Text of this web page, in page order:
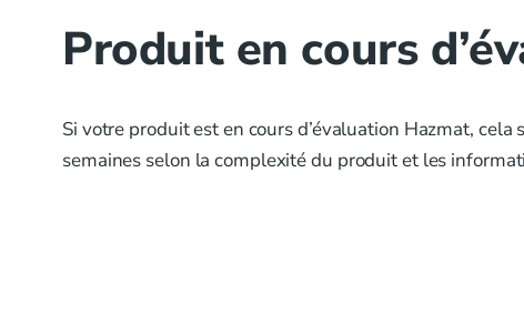
Produit en cours
Si votre produit est en cours d’évaluation Hazmat,
semaines selon la complexité du produit et les